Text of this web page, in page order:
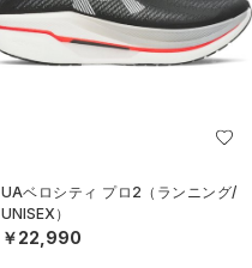
UAベロシティ プロ2（ランニング/
UNISEX）
￥22,990